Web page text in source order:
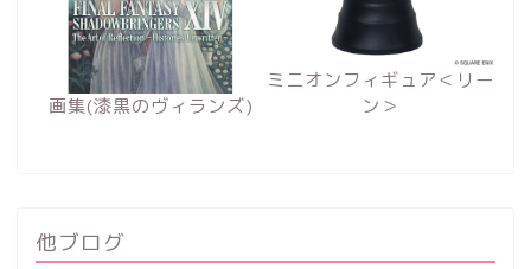
画集(漆黒のヴィランズ)
ミニオンフィギュア＜リー
ン＞
他ブログ